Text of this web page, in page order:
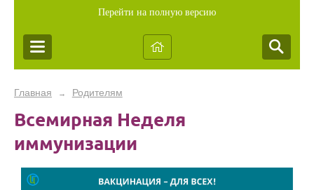
Перейти на полную версию
Главная → Родителям
Всемирная Неделя
иммунизации